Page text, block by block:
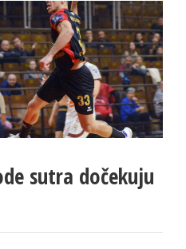
sutra dočekuju